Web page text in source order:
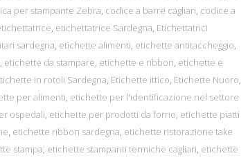
per stampante Zebra, codice a barre cagliari, codice a
, etichettatrice Sardegna, Etichettatrici
sardegna, etichette alimenti, etichette antitaccheggio,
, etichette da stampare, etichette e ribbon, etichette e
in rotoli Sardegna, Etichette ittico, Etichette Nuoro,
per alimenti, etichette per l'identificazione nel settore
ospedali, etichette per prodotti da forno, etichette piatti
, etichette ribbon sardegna, etichette ristorazione take
stampa, etichette stampanti termiche cagliari, etichette